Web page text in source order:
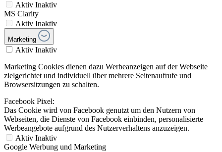
Aktiv Inaktiv
MS Clarity
Aktiv Inaktiv
Marketing
Aktiv Inaktiv
Marketing Cookies dienen dazu Werbeanzeigen auf der Webseite
zielgerichtet und individuell über mehrere Seitenaufrufe und
Browsersitzungen zu schalten.
Facebook Pixel:
Das Cookie wird von Facebook genutzt um den Nutzern von
Webseiten, die Dienste von Facebook einbinden, personalisierte
Werbeangebote aufgrund des Nutzerverhaltens anzuzeigen.
Aktiv Inaktiv
Google Werbung und Marketing